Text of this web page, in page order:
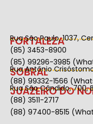
FORTALEZA
Rua São Paulo, 1037,
(85) 3453-8900
(85) 99296-3985
SOBRAL
Rua Antônio
(88) 99332-1566
JUAZEIRO DO
Rua São Cândido, 700,
(88) 3511-2717
(88) 97400-8515